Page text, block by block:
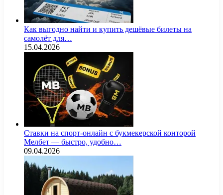
Как выгодно найти и купить дешёвые билеты на
самолёт для…
15.04.2026
Ставки на спорт-онлайн с букмекерской конторой
Мелбет — быстро, удобно…
09.04.2026